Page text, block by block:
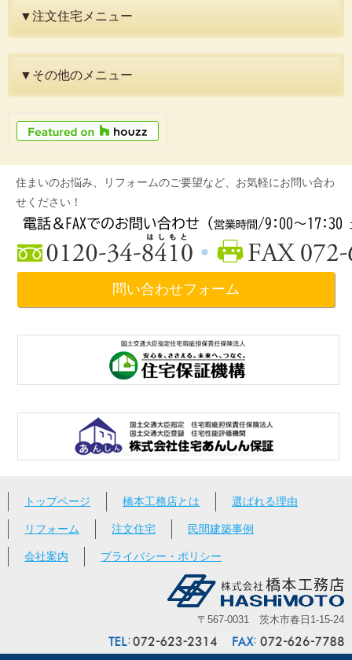
▼注文住宅メニュー
▼その他のメニュー
住まいのお悩み、リフォームのご要望など、お気軽にお問い合わ
せください！
問い合わせフォーム
トップページ 橋本工務店とは 選ばれる理由
リフォーム 注文住宅 民間建築事例
会社案内 プライバシー・ポリシー
〒567-0031 茨木市春日1-15-24